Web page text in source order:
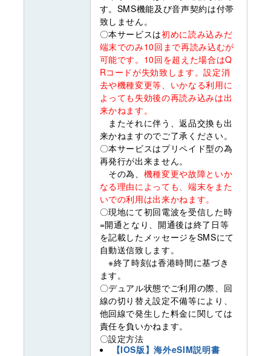
す。SMS機能及び音声契約は付帯
致しません。
〇本サービスは初めに読み込みだ
端末でのみ10回まで再読み込むが
可能です。10回を超えた場合はQ
Rコードが失効致します。設定消
去や機種変更等、いかなる利用に
よっても失効後の再読み込みは出
来かねます。
またそれに伴う、返品交換も出
来かねますのでご了承ください。
〇本サービスはプリペイド型の為
再発行が出来ません。
その為、 機種変更や故障といか
なる理由によっても、端末をまた
いでの利用は出来かねます。
〇現地にて初回電波を受信した時
=開通となり、開通後は終了日等
を記載したメッセージをSMSにて
自動送信致します。
※終了時刻は香港時間に基づき
ます。
〇デュアル状態でご利用の際、回
線の切り替え設定不備等により、
他回線で発生した料金に関しては
責任を負いかねます。
〇設定方法
【IOS版】海外eSIM説明書